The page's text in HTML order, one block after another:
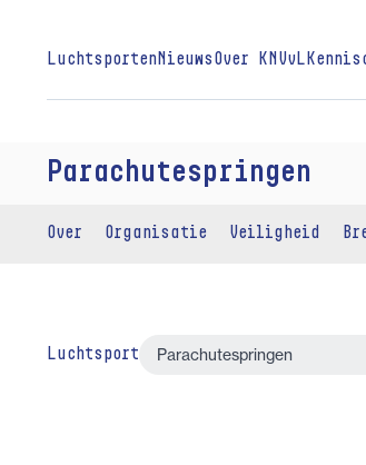
Luchtsporten Nieuws Over KNVvL
Parachutespringen
Over Organisatie Veiligheid
Luchtsport